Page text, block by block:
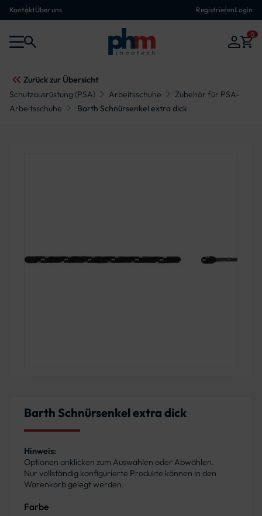
KontaktÜber uns RegistrierenLogin
0
Zurück zur Übersicht
Schutzausrüstung (PSA)
Arbeitsschuhe
Zubehör für PSA-
Arbeitsschuhe
Barth Schnürsenkel extra dick
Barth Schnürsenkel extra dick
Hinweis:
Optionen anklicken zum Auswählen oder Abwählen.
Nur vollständig konfigurierte Produkte können in den
Warenkorb gelegt werden.
Farbe